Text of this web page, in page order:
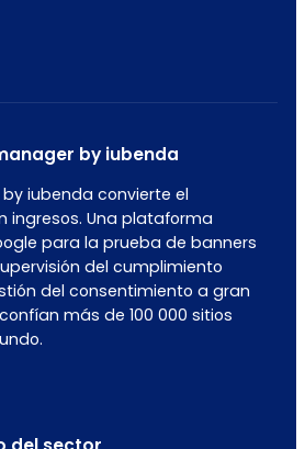
by iubenda
iubenda convierte el
ingresos. Una plataforma
para la prueba de banners
del cumplimiento
del consentimiento a gran
más de 100 000 sitios